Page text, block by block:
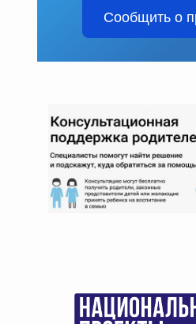
Сообщить о